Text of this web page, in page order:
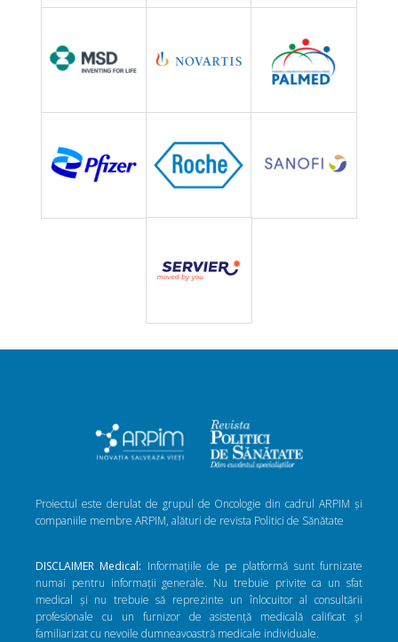
Proiectul este derulat de grupul de Oncologie din cadrul ARPIM și
companiile membre ARPIM, alături de revista Politici de Sănătate
DISCLAIMER Medical: Informațiile de pe platformă sunt furnizate
numai pentru informații generale. Nu trebuie privite ca un sfat
medical și nu trebuie să reprezinte un înlocuitor al consultării
profesionale cu un furnizor de asistență medicală calificat și
familiarizat cu nevoile dumneavoastră medicale individuale.